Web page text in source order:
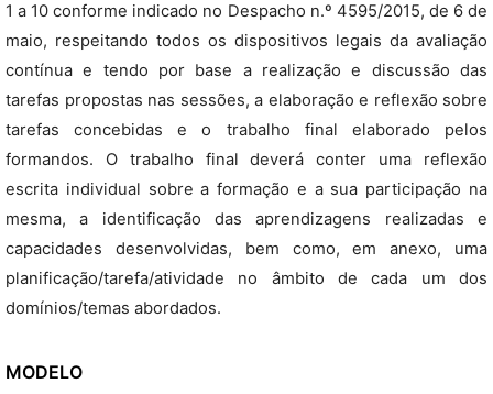
1 a 10 conforme indicado no Despacho n.º 4595/2015, de 6 de
maio, respeitando todos os dispositivos legais da avaliação
contínua e tendo por base a realização e discussão das
tarefas propostas nas sessões, a elaboração e reflexão sobre
tarefas concebidas e o trabalho final elaborado pelos
formandos. O trabalho final deverá conter uma reflexão
escrita individual sobre a formação e a sua participação na
mesma, a identificação das aprendizagens realizadas e
capacidades desenvolvidas, bem como, em anexo, uma
planificação/tarefa/atividade no âmbito de cada um dos
domínios/temas abordados.
MODELO